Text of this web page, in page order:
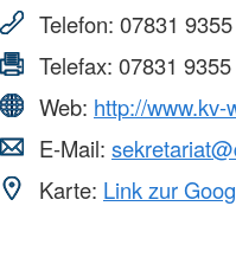
Telefon: 07831
Telefax: 07831
Web: http://
E-Mail:
Karte: Link zur